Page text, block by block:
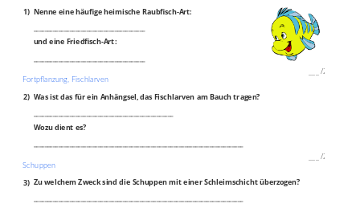
1) Nenne eine häufige heimische Raubfisch‐Art:
und eine Friedfisch‐Art:
/2P
Fortpflanzung, Fischlarven
2) Was ist das für ein Anhängsel, das Fischlarven am Bauch tragen?
Wozu dient es?
/2P
Schuppen
3) Zu welchem Zweck sind die Schuppen mit einer Schleimschicht überzogen?